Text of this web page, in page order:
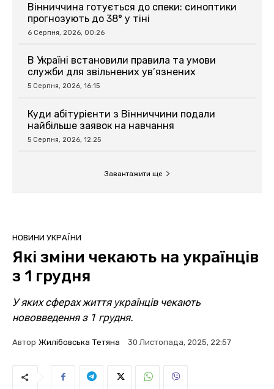
Вінниччина готується до спеки: синоптики
прогнозують до 38° у тіні
6 Серпня, 2026, 00:26
В Україні встановили правила та умови
служби для звільнених ув’язнених
5 Серпня, 2026, 16:15
Куди абітурієнти з Вінниччини подали
найбільше заявок на навчання
5 Серпня, 2026, 12:25
Завантажити ще